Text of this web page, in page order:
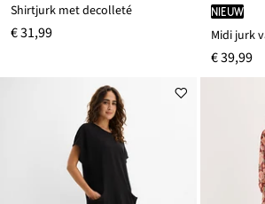
Shirtjurk met decolleté
€ 31,99
Nieuw
Midi jurk
€ 39,99